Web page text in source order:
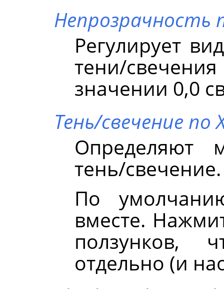
Непрозрачность
Регулирует
тени/
значении 0,0
Тень/свечение по
Определяют
тень/свечение.
По
вместе.
ползунков,
отдельно (и